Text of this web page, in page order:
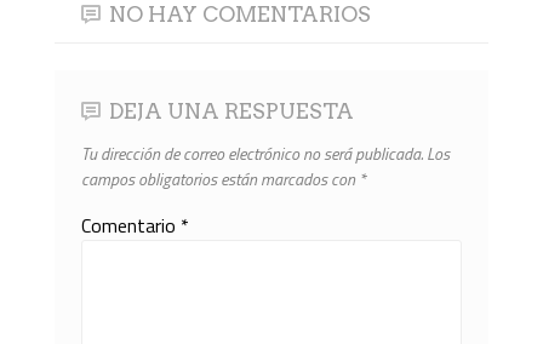
NO HAY COMENTARIOS
DEJA UNA RESPUESTA
Tu dirección de correo electrónico no será publicada.Los
campos obligatorios están marcados con *
Comentario *